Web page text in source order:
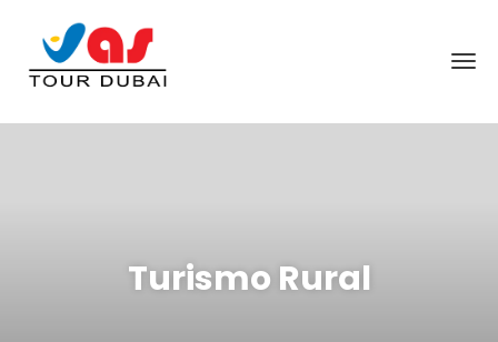
Turismo Rural